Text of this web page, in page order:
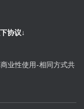
协议↓
业性使用-相同方式共